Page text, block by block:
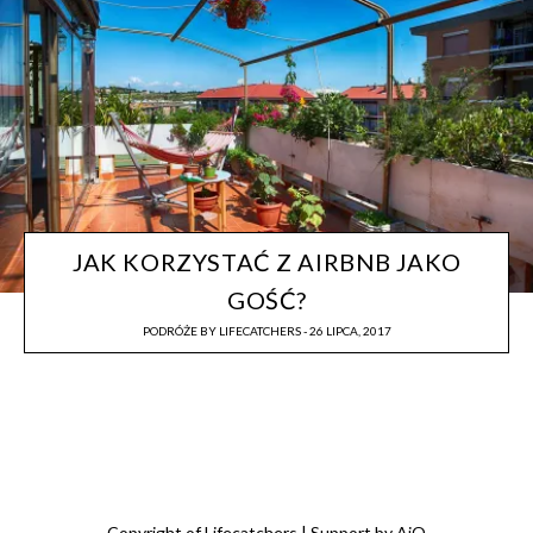
JAK KORZYSTAĆ Z AIRBNB JAKO
GOŚĆ?
PODRÓŻE BY LIFECATCHERS 26 LIPCA, 2017